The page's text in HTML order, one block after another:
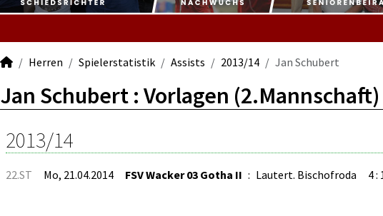
Herren Spielerstatistik Assists 2013/14 Jan Schubert
Jan Schubert : Vorlagen (2.Mannschaft)
2013/14
22.ST Mo, 21.04.2014 FSV Wacker 03 Gotha II : Lautert. Bischofroda 4 :